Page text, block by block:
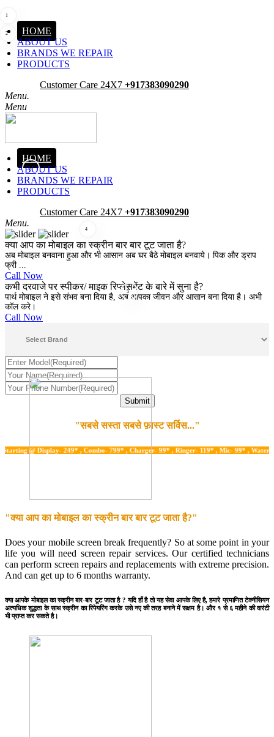
HOME
ABOUT US
BRANDS WE REPAIR
PRODUCTS
Customer Care 24X7 +917383090290
Menu.
Menu
HOME
ABOUT US
BRANDS WE REPAIR
PRODUCTS
Customer Care 24X7 +917383090290
Menu.
क्या आप का मोबाइल का स्क्रीन बार बार टूट जाता है?
अब मोबाइल बनवाना हुआ और भी आसान अब घर बैठे मोबाइल बनवाये। पिक और ड्राप
फ्री ...
Call Now
कभी दरवाजे पर स्पीकर/ माइक रिप्लेसमेंट के बारे में सुना है?
पार्थ मोबाइल ने इसे संभव बना दिया है, अब आपका जीवन और आसान बना दिया है। अभी
कॉल करे।
Call Now
"सबसे सस्ता सबसे फ़ास्ट सर्विस..."
@ Display- 249* , Combo- 799* , Charger- 99* , Ringer- 119* , Mic- 99* , Water
"क्या आप का मोबाइल का स्क्रीन बार बार टूट जाता है?"
Does your mobile screen break frequently? So at some point in your
life you will need screen repair services. Our certified technicians
can perform screen repairs and replacements with extreme precision.
And can get up to 6 months warranty.
क्या आपके मोबाइल का स्क्रीन बार-बार टूट जाता है ? यदि हाँ है तो यह सेवा आपके लिए है, हमारे प्रमाणित टेक्नीसियन
अत्यधिक शुद्धता के साथ स्क्रीन का रिपेयरिंग करके उसे नए की तरह बनाने में सक्षम है। और १ से ६ महीने की वारंटी
भी प्राप्त कर सकते है।
1
2
3
4
5